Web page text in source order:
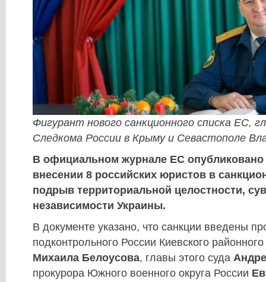
Фигурант нового санкционного списка ЕС,
Следкома России в Крыму и Севастополе
В официальном журнале ЕС
внесении 8 российских юристов в
подрыв территориальной целостности,
независимости Украины.
В документе указано, что санкции введены
подконтрольного России Киевского
Михаила Белоусова, главы этого суда
прокурора Южного военного округа России